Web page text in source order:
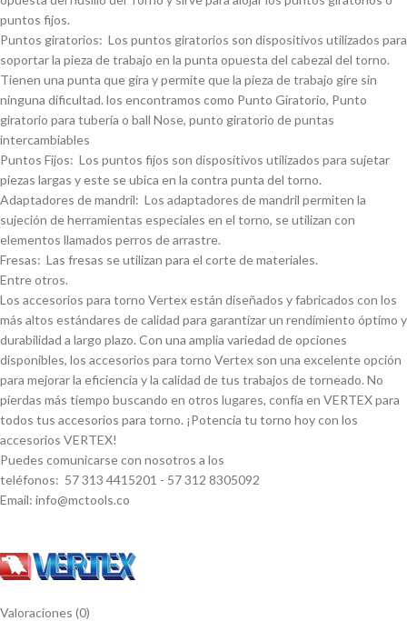
puntos fijos.
Puntos giratorios: Los puntos giratorios son dispositivos utilizados para
soportar la pieza de trabajo en la punta opuesta del cabezal del torno.
Tienen una punta que gira y permite que la pieza de trabajo gire sin
ninguna dificultad. los encontramos como Punto Giratorio, Punto
giratorio para tuberí­a o ball Nose, punto giratorio de puntas
intercambiables
Puntos Fijos: Los puntos fijos son dispositivos utilizados para sujetar
piezas largas y este se ubica en la contra punta del torno.
Adaptadores de mandril: Los adaptadores de mandril permiten la
sujeción de herramientas especiales en el torno, se utilizan con
elementos llamados perros de arrastre.
Fresas: Las fresas se utilizan para el corte de materiales.
Entre otros.
Los accesorios para torno Vertex están diseñados y fabricados con los
más altos estándares de calidad para garantizar un rendimiento óptimo y
durabilidad a largo plazo. Con una amplia variedad de opciones
disponibles, los accesorios para torno Vertex son una excelente opción
para mejorar la eficiencia y la calidad de tus trabajos de torneado. No
pierdas más tiempo buscando en otros lugares, confí­a en VERTEX para
todos tus accesorios para torno. ¡Potencia tu torno hoy con los
accesorios VERTEX!
Puedes comunicarse con nosotros a los
teléfonos: 57 313 4415201 - 57 312 8305092
Email: info@mctools.co
Valoraciones (0)